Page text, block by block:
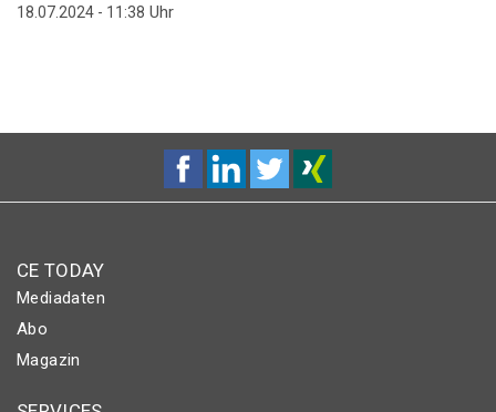
18.07.2024 - 11:38 Uhr
CE TODAY
Mediadaten
Abo
Magazin